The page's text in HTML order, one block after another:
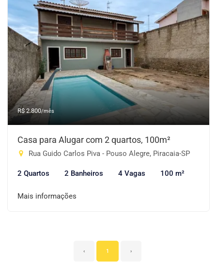
R$ 2.800/mês
Casa para Alugar com 2 quartos, 100m²
Rua Guido Carlos Piva - Pouso Alegre, Piracaia-SP
2 Quartos 2 Banheiros 4 Vagas 100 m²
Mais informações
‹ 1 ›